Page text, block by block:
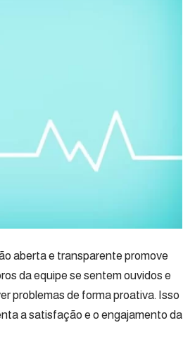
aberta e transparente promove
da equipe se sentem ouvidos e
problemas de forma proativa. Isso
a satisfação e o engajamento da